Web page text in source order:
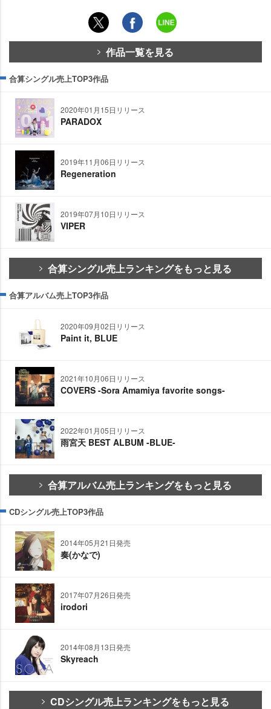
作品一覧を見る
合算シングル売上TOP3作品
2020年01月15日リリース
PARADOX
2019年11月06日リリース
Regeneration
2019年07月10日リリース
VIPER
合算シングル売上ランキングをもっと見る
合算アルバム売上TOP3作品
2020年09月02日リリース
Paint it, BLUE
2021年10月06日リリース
COVERS -Sora Amamiya favorite songs-
2022年01月05日リリース
雨宮天 BEST ALBUM -BLUE-
合算アルバム売上ランキングをもっと見る
CDシングル売上TOP3作品
2014年05月21日発売
奏(かなで)
2017年07月26日発売
irodori
2014年08月13日発売
Skyreach
CDシングル売上ランキングをもっと見る